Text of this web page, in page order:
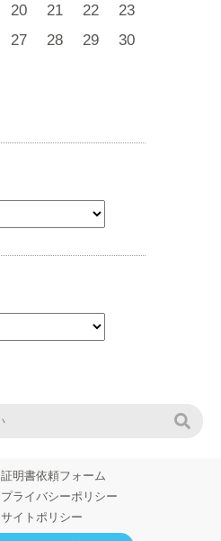
20 21 22
23
27 28 29
30
証明書依頼フォーム
プライバシーポリシー
サイトポリシー